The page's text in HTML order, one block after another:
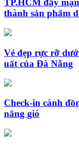
TP.HCM đẩy
thành sản phẩm
Vẻ đẹp rực rỡ
uất của Đà Nẵng
Check-in cánh
nắng gió